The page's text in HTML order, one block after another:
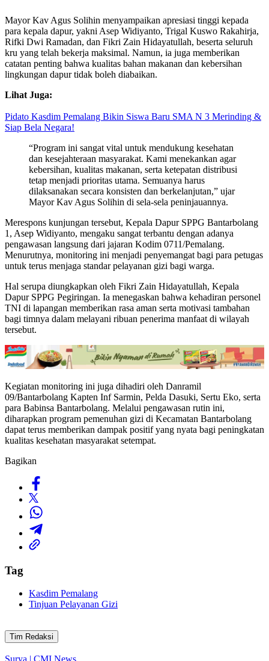
Mayor Kav Agus Solihin menyampaikan apresiasi tinggi kepada
para kepala dapur, yakni Asep Widiyanto, Trigal Kuswo Rakahirja,
Rifki Dwi Ramadan, dan Fikri Zain Hidayatullah, beserta seluruh
kru yang telah bekerja maksimal. Namun, ia juga memberikan
catatan penting bahwa kualitas bahan makanan dan kebersihan
lingkungan dapur tidak boleh diabaikan.
Lihat Juga:
Pidato Kasdim Pemalang Bikin Siswa Baru SMA N 3 Merinding &
Siap Bela Negara!
“Program ini sangat vital untuk mendukung kesehatan
dan kesejahteraan masyarakat. Kami menekankan agar
kebersihan, kualitas makanan, serta ketepatan distribusi
tetap menjadi prioritas utama. Semuanya harus
dilaksanakan secara konsisten dan berkelanjutan,” ujar
Mayor Kav Agus Solihin di sela-sela peninjauannya.
Merespons kunjungan tersebut, Kepala Dapur SPPG Bantarbolang
1, Asep Widiyanto, mengaku sangat terbantu dengan adanya
pengawasan langsung dari jajaran Kodim 0711/Pemalang.
Menurutnya, monitoring ini menjadi penyemangat bagi para petugas
untuk terus menjaga standar pelayanan gizi bagi warga.
Hal serupa diungkapkan oleh Fikri Zain Hidayatullah, Kepala
Dapur SPPG Pegiringan. Ia menegaskan bahwa kehadiran personel
TNI di lapangan memberikan rasa aman serta motivasi tambahan
bagi timnya dalam melayani ribuan penerima manfaat di wilayah
tersebut.
Kegiatan monitoring ini juga dihadiri oleh Danramil
09/Bantarbolang Kapten Inf Sarmin, Pelda Dasuki, Sertu Eko, serta
para Babinsa Bantarbolang. Melalui pengawasan rutin ini,
diharapkan program pemenuhan gizi di Kecamatan Bantarbolang
dapat terus memberikan dampak positif yang nyata bagi peningkatan
kualitas kesehatan masyarakat setempat.
Bagikan
Tag
Kasdim Pemalang
Tinjuan Pelayanan Gizi
Tim Redaksi